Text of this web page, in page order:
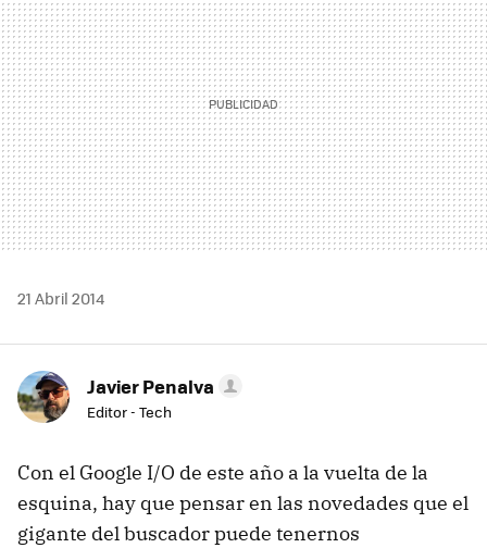
21 Abril 2014
Javier Penalva
Editor - Tech
Con el Google I/O de este año a la vuelta de la
esquina, hay que pensar en las novedades que el
gigante del buscador puede tenernos